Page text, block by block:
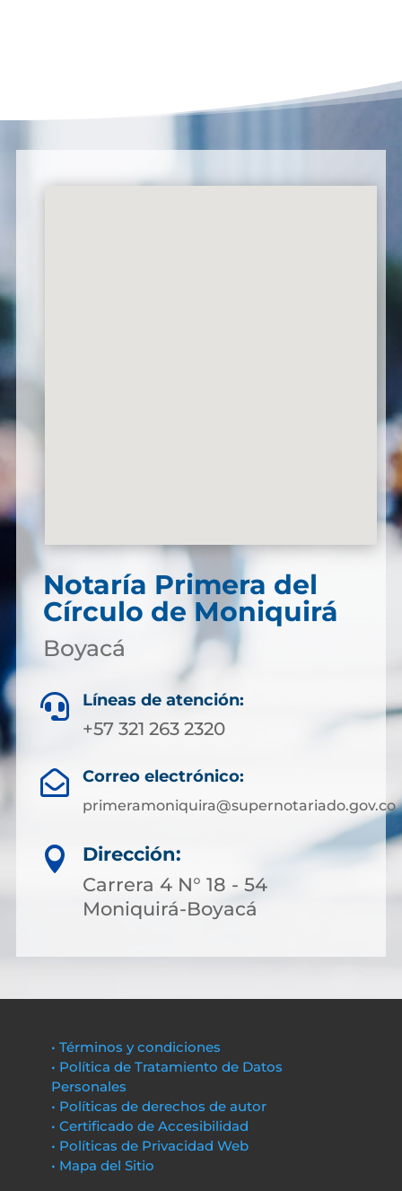
Notaría Primera del
Círculo de Moniquirá
Boyacá
 Líneas de atención:
+57 321 263 2320
 Correo electrónico:
primeramoniquira@supernotariado.gov.co

Dirección:
Carrera 4 N° 18 - 54
Moniquirá-Boyacá
• Términos y condiciones
• Política de Tratamiento de Datos
Personales
• Políticas de derechos de autor
• Certificado de Accesibilidad
• Políticas de Privacidad Web
• Mapa del Sitio